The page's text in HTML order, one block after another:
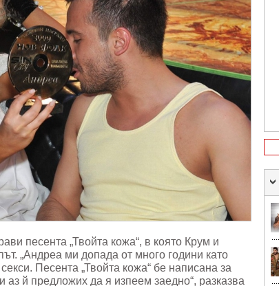
песента „Твойта кожа“, в която Крум и
„Андреа ми допада от много години като
Песента „Твойта кожа“ бе написана за
й предложих да я изпеем заедно“, разказва